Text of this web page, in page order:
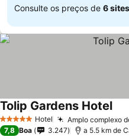
Consulte os preços de 6 sites
5 Estrelas Hotel Amplo complexo
Tolip Gardens Hotel
7,8 Boa 3.247 a 5.5 km de